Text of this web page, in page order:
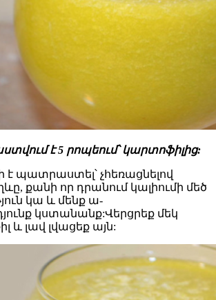
է 5 րոպեում՝ կարտոֆիլից:
է պատրաստել՝ չհեռացնելով
քանի որ դրանում կալիումի մեծ
կա և մենք ա-
կստանանք:Վերցրեք մեկ
և լավ լվացեք այն: